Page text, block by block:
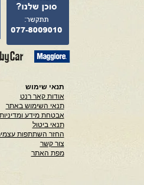
תנאי שימוש
אודות קאר רנט
תנאי השימוש באתר
אבטחת מידע
תנאי ביטול
החזר השתתפות
צור קשר
מפת האתר